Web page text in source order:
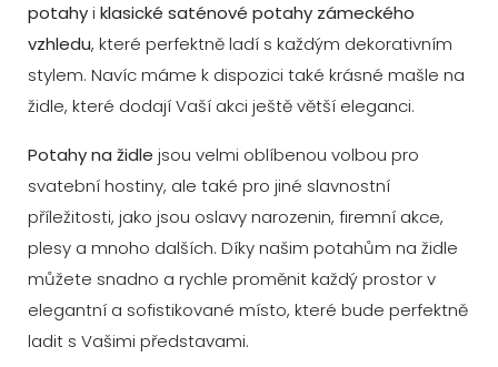
potahyi klasické saténové potahy zámeckého
vzhledu, které perfektně ladí s každým dekorativním
stylem. Navíc máme k dispozici také krásné mašle na
židle, které dodají Vaší akci ještě větší eleganci.
Potahy na židle jsou velmi oblíbenou volbou pro
svatební hostiny, ale také pro jiné slavnostní
příležitosti, jako jsou oslavy narozenin, firemní akce,
plesy a mnoho dalších. Díky našim potahům na židle
můžete snadno a rychle proměnit každý prostor v
elegantní a sofistikované místo, které bude perfektně
ladit s Vašimi představami.